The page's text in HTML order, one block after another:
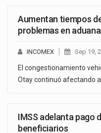
Aumentan tiempos
problemas en
INCOMEX Sep 19,
El congestionamiento
Otay continuó afectando
IMSS adelanta pago
beneficiarios